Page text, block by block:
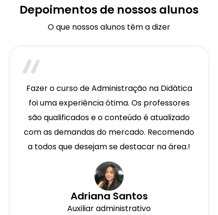
Depoimentos de nossos alunos
O que nossos alunos têm a dizer
Fazer o curso de Administração na Didática
foi uma experiência ótima. Os professores
são qualificados e o conteúdo é atualizado
com as demandas do mercado. Recomendo
a todos que desejam se destacar na área.!
Adriana Santos
Auxiliar administrativo